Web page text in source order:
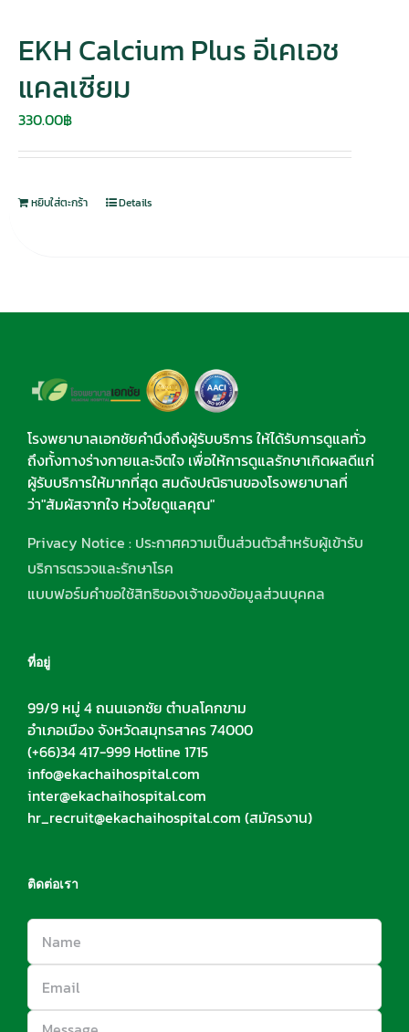
EKH Calcium Plus อีเคเอช
แคลเซียม
330.00฿
หยิบใส่ตะกร้า Details
โรงพยาบาลเอกชัยคำนึงถึงผู้รับบริการ ให้ได้รับการดูแลทั่ว
ถึงทั้งทางร่างกายและจิตใจ เพื่อให้การดูแลรักษาเกิดผลดีแก่
ผู้รับบริการให้มากที่สุด สมดังปณิธานของโรงพยาบาลที่
ว่า"สัมผัสจากใจ ห่วงใยดูแลคุณ"
Privacy Notice : ประกาศความเป็นส่วนตัวสำหรับผู้เข้ารับ
บริการตรวจและรักษาโรค
แบบฟอร์มคำขอใช้สิทธิของเจ้าของข้อมูลส่วนบุคคล
ที่อยู่
99/9 หมู่ 4 ถนนเอกชัย ตำบลโคกขาม
อำเภอเมือง จังหวัดสมุทรสาคร 74000
(+66)34 417-999 Hotline 1715
info@ekachaihospital.com
inter@ekachaihospital.com
hr_recruit@ekachaihospital.com (สมัครงาน)
ติดต่อเรา